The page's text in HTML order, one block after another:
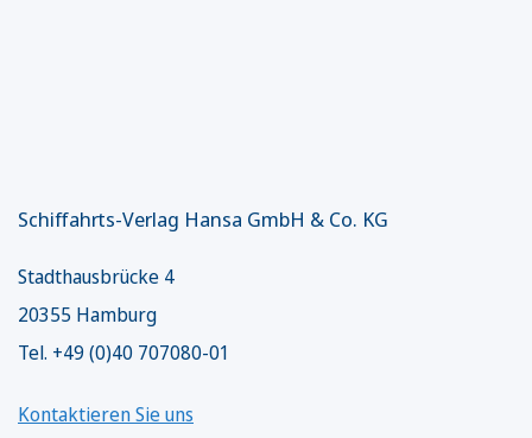
Schiffahrts-Verlag Hansa GmbH & Co. KG
Stadthausbrücke 4
20355 Hamburg
Tel. +49 (0)40 707080-01
Kontaktieren Sie uns